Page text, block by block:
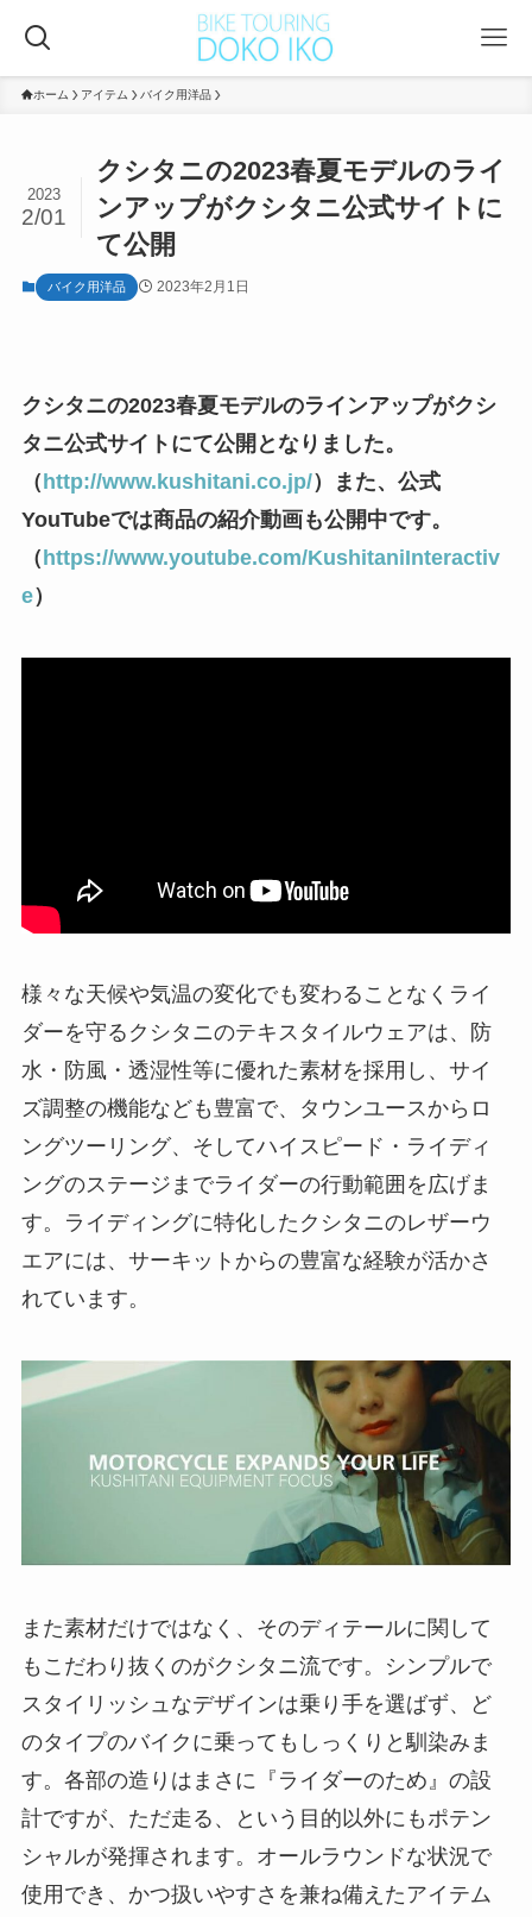
ホーム アイテム バイク用洋品
クシタニの2023春夏モデルのライ
ンアップがクシタニ公式サイトに
て公開
2023
2/01
バイク用洋品 2023年2月1日
クシタニの2023春夏モデルのラインアップがクシ
タニ公式サイトにて公開となりました。
（http://www.kushitani.co.jp/）また、公式
YouTubeでは商品の紹介動画も公開中です。
（https://www.youtube.com/KushitaniInteractiv
e）
様々な天候や気温の変化でも変わることなくライ
ダーを守るクシタニのテキスタイルウェアは、防
水・防風・透湿性等に優れた素材を採用し、サイ
ズ調整の機能なども豊富で、タウンユースからロ
ングツーリング、そしてハイスピード・ライディ
ングのステージまでライダーの行動範囲を広げま
す。ライディングに特化したクシタニのレザーウ
エアには、サーキットからの豊富な経験が活かさ
れています。
また素材だけではなく、そのディテールに関して
もこだわり抜くのがクシタニ流です。シンプルで
スタイリッシュなデザインは乗り手を選ばず、ど
のタイプのバイクに乗ってもしっくりと馴染みま
す。各部の造りはまさに『ライダーのため』の設
計ですが、ただ走る、という目的以外にもポテン
シャルが発揮されます。オールラウンドな状況で
使用でき、かつ扱いやすさを兼ね備えたアイテム